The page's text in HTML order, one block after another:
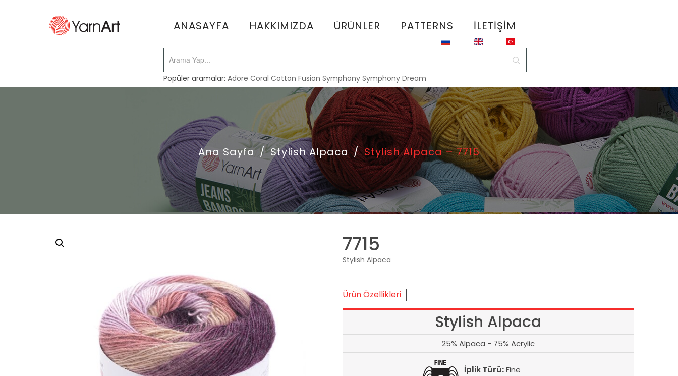
ANASAYFA HAKKIMIZDA ÜRÜNLER PATTERNS İLETIŞIM
Popüler aramalar:Adore Coral Cotton Fusion Symphony Symphony Dream
Ana Sayfa / Stylish Alpaca / Stylish Alpaca – 7715
7715
Stylish Alpaca
Ürün Özellikleri
Stylish Alpaca
25% Alpaca - 75% Acrylic
İplik Türü:Fine